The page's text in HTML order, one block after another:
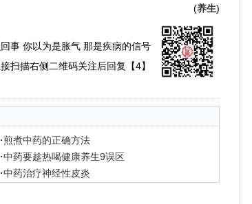
(养生)
事 你以为是胀气 那是疾病的信号
扫描右侧二维码关注后回复【4】
·煎煮中药的正确方法
·中药要趁热喝健康养生9误区
·中药治疗神经性皮炎